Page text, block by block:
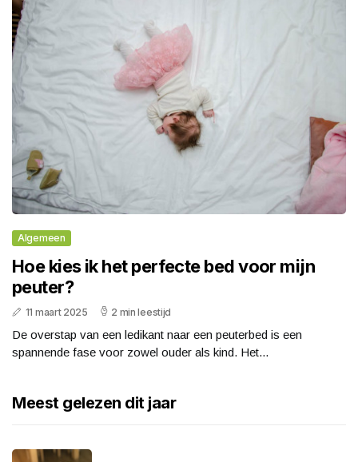
Algemeen
Hoe kies ik het perfecte bed voor mijn
peuter?
11 maart 2025 2 min leestijd
De overstap van een ledikant naar een peuterbed is een
spannende fase voor zowel ouder als kind. Het...
Meest gelezen dit jaar